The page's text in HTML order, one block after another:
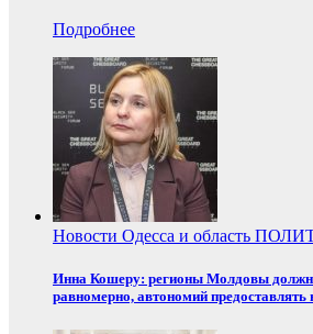
Подробнее
Новости Одесса и область
Инна Кошеру: регионы Молдовы
равномерно, автономий предоставлять